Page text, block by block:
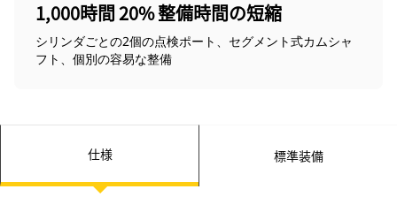
1,000時間 20% 整備時間の短縮
シリンダごとの2個の点検ポート、セグメント式カムシャ
フト、個別の容易な整備
仕様 標準装備